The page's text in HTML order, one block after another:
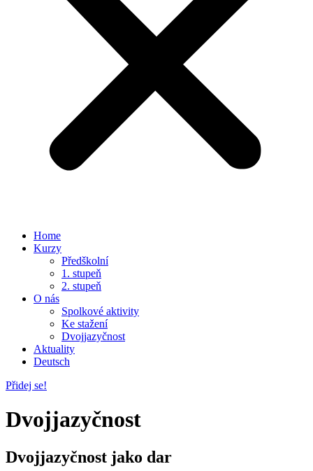
Home
Kurzy
Předškolní
1. stupeň
2. stupeň
O nás
Spolkové aktivity
Ke stažení
Dvojjazyčnost
Aktuality
Deutsch
Přidej se!
Dvojjazyčnost
Dvojjazyčnost jako dar